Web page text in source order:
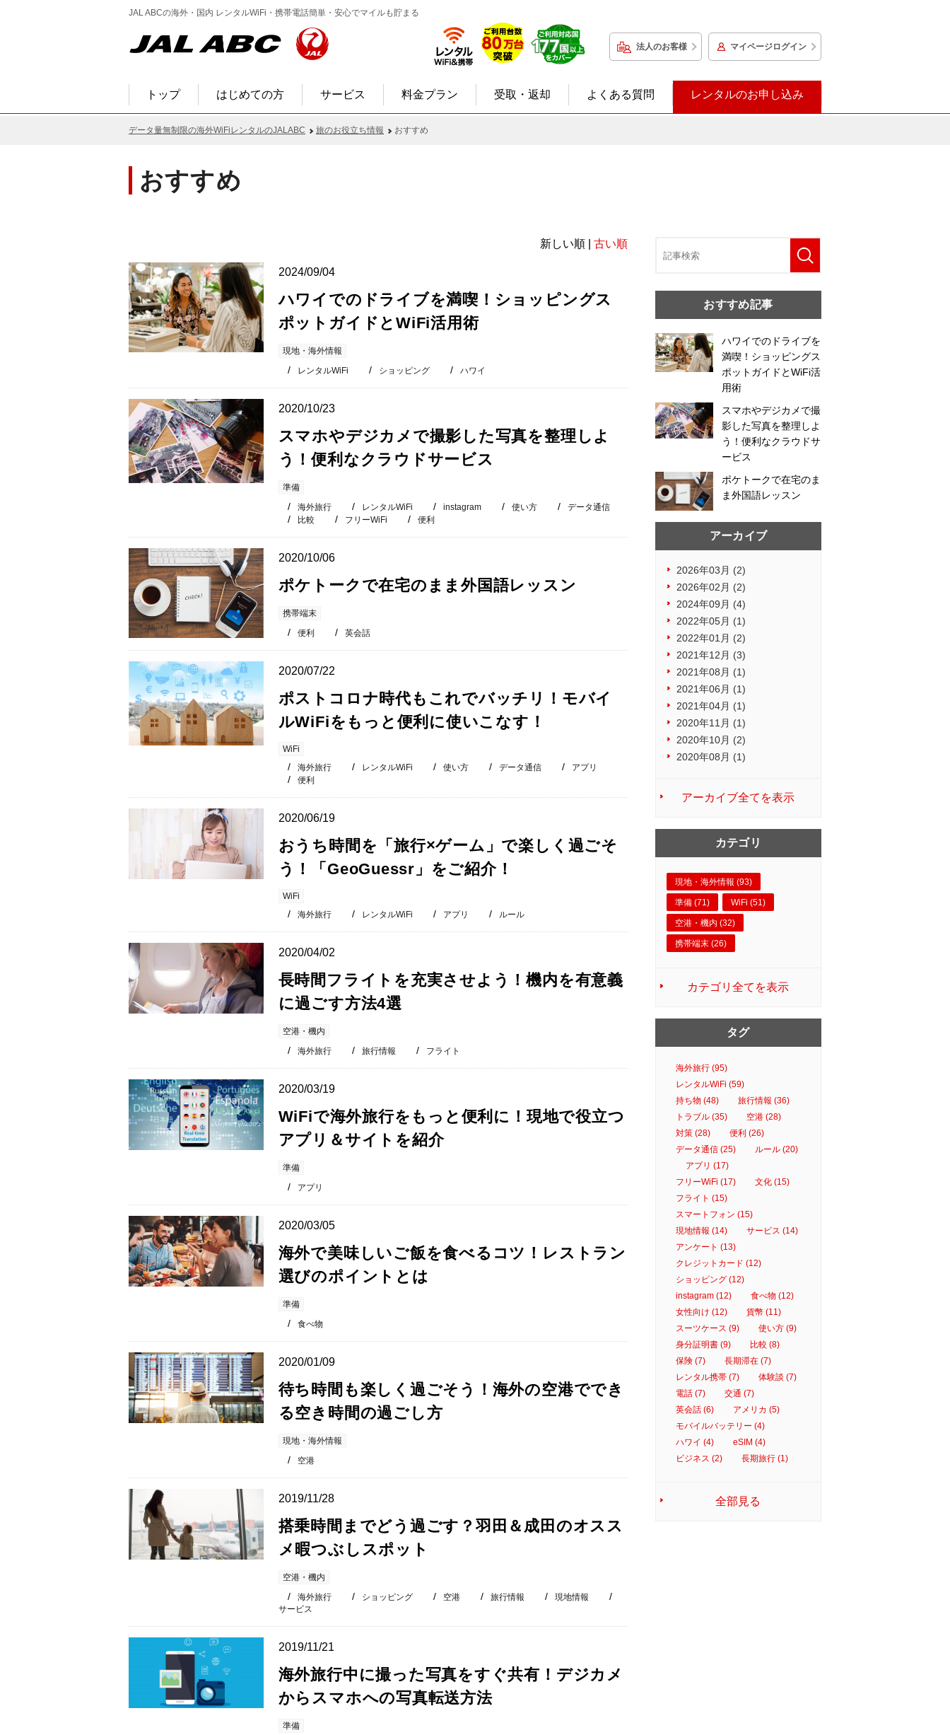
JAL ABCの海外・国内 レンタルWiFi・携帯電話簡単・安心でマイルも貯まる
法人のお客様 マイページログイン
トップ はじめての方 サービス 料金プラン 受取・返却 よくある質問 レンタルのお申し込み
データ量無制限の海外WiFiレンタルのJALABC 旅のお役立ち情報 おすすめ
おすすめ
新しい順 | 古い順
2024/09/04
ハワイでのドライブを満喫！ショッピングス
ポットガイドとWiFi活用術
現地・海外情報
レンタルWiFi
ショッピング ハワイ
2020/10/23
スマホやデジカメで撮影した写真を整理しよ
う！便利なクラウドサービス
準備
海外旅行
レンタルWiFi instagram 使い方
データ通信
比較
フリーWiFi 便利
2020/10/06
ポケトークで在宅のまま外国語レッスン
携帯端末
便利
英会話
2020/07/22
ポストコロナ時代もこれでバッチリ！モバイ
ルWiFiをもっと便利に使いこなす！
WiFi
海外旅行
レンタルWiFi 使い方 データ通信
アプリ
便利
2020/06/19
おうち時間を「旅行×ゲーム」で楽しく過ごそ
う！「GeoGuessr」をご紹介！
WiFi
海外旅行
レンタルWiFi アプリ ルール
2020/04/02
長時間フライトを充実させよう！機内を有意義
に過ごす方法4選
空港・機内
海外旅行
旅行情報 フライト
2020/03/19
WiFiで海外旅行をもっと便利に！現地で役立つ
アプリ＆サイトを紹介
準備
アプリ
2020/03/05
海外で美味しいご飯を食べるコツ！レストラン
選びのポイントとは
準備
食べ物
2020/01/09
待ち時間も楽しく過ごそう！海外の空港ででき
る空き時間の過ごし方
現地・海外情報
空港
2019/11/28
搭乗時間までどう過ごす？羽田＆成田のオスス
メ暇つぶしスポット
空港・機内
海外旅行
ショッピング 空港 旅行情報
現地情報
サービス
2019/11/21
海外旅行中に撮った写真をすぐ共有！デジカメ
からスマホへの写真転送方法
準備
おすすめ記事
ハワイでのドライブを
満喫！ショッピングス
ポットガイドとWiFi活
用術
スマホやデジカメで撮
影した写真を整理しよ
う！便利なクラウドサ
ービス
ポケトークで在宅のま
ま外国語レッスン
アーカイブ
2026年03月 (2)
2026年02月 (2)
2024年09月 (4)
2022年05月 (1)
2022年01月 (2)
2021年12月 (3)
2021年08月 (1)
2021年06月 (1)
2021年04月 (1)
2020年11月 (1)
2020年10月 (2)
2020年08月 (1)
アーカイブ全てを表示
カテゴリ
現地・海外情報 (93)
準備 (71) WiFi (51)
空港・機内 (32)
携帯端末 (26)
カテゴリ全てを表示
タグ
海外旅行 (95)
レンタルWiFi (59)
持ち物 (48)
旅行情報 (36)
トラブル (35)
空港 (28)
対策 (28)
便利 (26)
データ通信 (25)
ルール (20)
アプリ (17)
フリーWiFi (17)
文化 (15)
フライト (15)
スマートフォン (15)
現地情報 (14)
サービス (14)
アンケート (13)
クレジットカード (12)
ショッピング (12)
instagram (12)
食べ物 (12)
女性向け (12)
貨幣 (11)
スーツケース (9)
使い方 (9)
身分証明書 (9)
比較 (8)
保険 (7)
長期滞在 (7)
レンタル携帯 (7)
体験談 (7)
電話 (7)
交通 (7)
英会話 (6)
アメリカ (5)
モバイルバッテリー (4)
ハワイ (4)
eSIM (4)
ビジネス (2)
長期旅行 (1)
全部見る